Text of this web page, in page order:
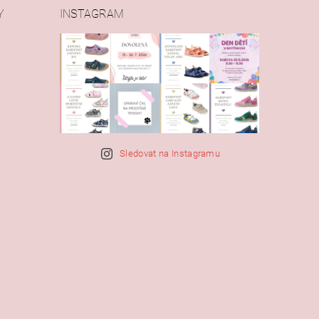
INSTAGRAM
Sledovat na Instagramu